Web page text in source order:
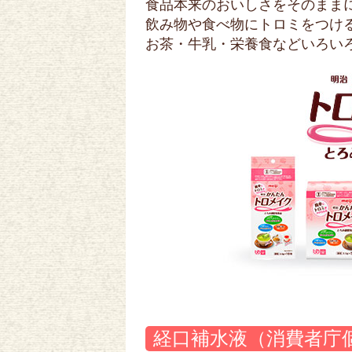
食品本来のおいしさをそのまま
飲み物や食べ物にトロミをつけ
お茶・牛乳・栄養食などいろい
経口補水液（消費者庁